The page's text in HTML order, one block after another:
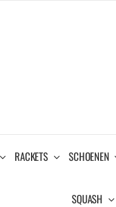
RACKETS SCHOENEN
SQUASH